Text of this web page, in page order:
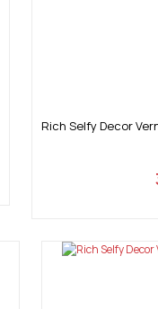
Rich Selfy Decor